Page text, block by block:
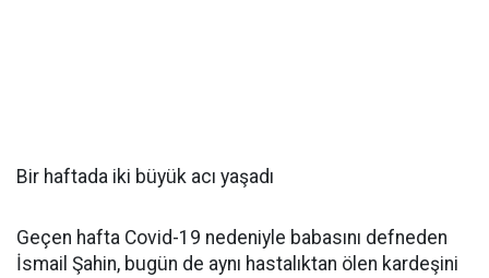
Bir haftada iki büyük acı yaşadı
Geçen hafta Covid-19 nedeniyle babasını defneden
İsmail Şahin, bugün de aynı hastalıktan ölen kardeşini